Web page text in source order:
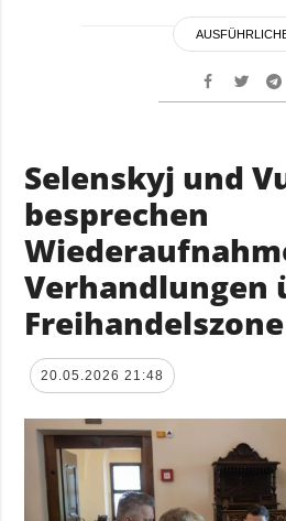
Selenskyj und
besprechen
Verhandlungen
Freihandelszone
20.05.2026 21:48